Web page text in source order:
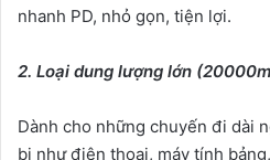
nhanh PD, nhỏ gọn, tiện lợi.
2. Loại dung lượng lớn
Dành cho những chuyến đi dài
bị như điện thoại, máy tính